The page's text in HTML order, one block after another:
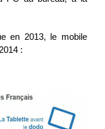
en 2013, le mobile
: